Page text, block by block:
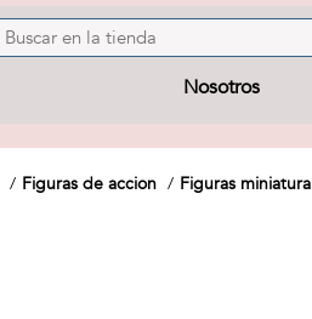
Nosotros
Figuras de accion Figuras miniatura